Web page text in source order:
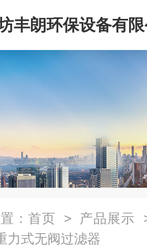
丰朗环保设备有
： 首页 > 产品展示
力式无阀过滤器